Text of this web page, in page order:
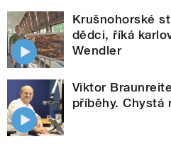
Krušnohorské
dědci, říká
Wendler
Viktor
příběhy. Chystá